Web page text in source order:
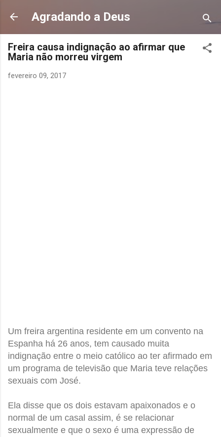
Pular para o conteúdo principal
Agradando a Deus
Freira causa indignação ao afirmar que
Maria não morreu virgem
fevereiro 09, 2017
Um freira argentina residente em um convento na
Espanha há 26 anos, tem causado muita
indignação entre o meio católico ao ter afirmado em
um programa de televisão que Maria teve relações
sexuais com José.
Ela disse que os dois estavam apaixonados e o
normal de um casal assim, é se relacionar
sexualmente e que o sexo é uma expressão de